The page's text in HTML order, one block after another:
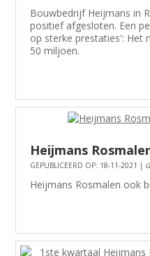
Bouwbedrijf Heijmans in
positief afgesloten. Een
op sterke prestaties': Het
50 miljoen.
Heijmans
GEPUBLICEERD OP: 18-11-2021 |
Heijmans Rosmalen ook